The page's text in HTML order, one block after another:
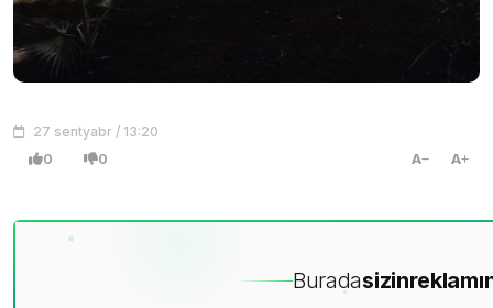
27 sentyabr / 13:20
0 0 A A
Buradasizin